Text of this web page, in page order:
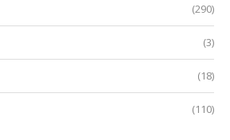
(290)
(3)
(18)
(110)